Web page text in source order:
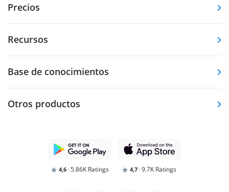
Precios
Recursos
Base de conocimientos
Otros productos
4,6 5.86K Ratings 4,7 9.7K Ratings